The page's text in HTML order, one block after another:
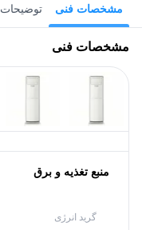
مشخصات فنی توضیحات
مشخصات فنی
منبع تغذیه و برق
گرید انرژی